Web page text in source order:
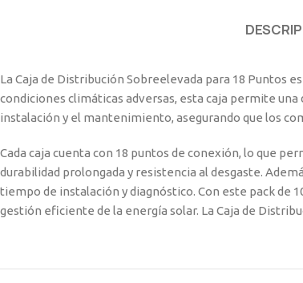
La Caja de Distribución Sobreelevada para 18 Puntos
condiciones climáticas adversas, esta caja permite
instalación y el mantenimiento, asegurando que los
Cada caja cuenta con 18 puntos de conexión, lo que
durabilidad prolongada y resistencia al desgaste.
tiempo de instalación y diagnóstico. Con este pack de
gestión eficiente de la energía solar. La Caja de